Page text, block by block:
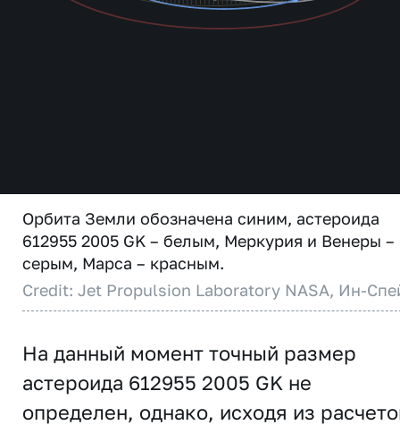
Орбита Земли обозначена синим, астероида
612955 2005 GK – белым, Меркурия и Венеры –
серым, Марса – красным.
Credit: Jet Propulsion Laboratory NASA, Ин-
На данный момент точный размер
астероида 612955 2005 GK не
определен, однако, исходя из